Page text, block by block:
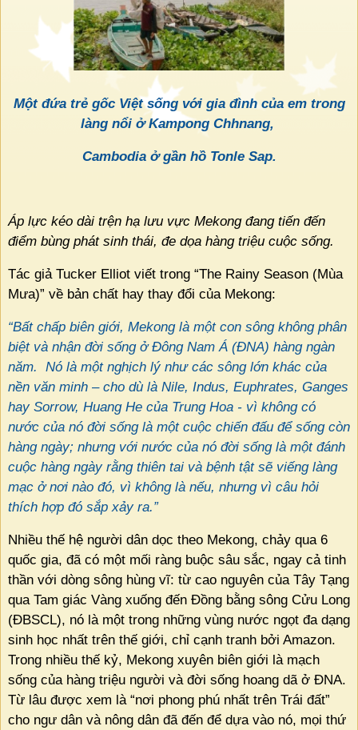
Một đứa trẻ gốc Việt sống với gia đình của em trong
làng nổi ở Kampong Chhnang,
Cambodia ở gần hồ Tonle Sap.
Áp lực kéo dài trện hạ lưu vực Mekong đang tiến đến
điểm bùng phát sinh thái, đe dọa hàng triệu cuộc sống.
Tác giả Tucker Elliot viết trong “The Rainy Season (Mùa
Mưa)” về bản chất hay thay đổi của Mekong:
“Bất chấp biên giới, Mekong là một con sông không phân
biệt và nhận đời sống ở Đông Nam Á (ĐNA) hàng ngàn
năm.
Nó là một nghịch lý như các sông lớn khác của
nền văn minh – cho dù là Nile, Indus, Euphrates, Ganges
hay Sorrow, Huang He của Trung Hoa - vì không có
nước của nó đời sống là một cuộc chiến đấu để sống còn
hàng ngày; nhưng với nước của nó đời sống là một đánh
cuộc hàng ngày rằng thiên tai và bệnh tật sẽ viếng làng
mạc ở nơi nào đó, vì không là nếu, nhưng vì câu hỏi
thích hợp đó sắp xảy ra.”
Nhiều thế hệ người dân dọc theo Mekong, chảy qua 6
quốc gia, đã có một mối ràng buộc sâu sắc, ngay cả tinh
thần với dòng sông hùng vĩ: từ cao nguyên của Tây Tạng
qua Tam giác Vàng xuống đến Đồng bằng sông Cửu Long
(ĐBSCL), nó là một trong những vùng nước ngọt đa dạng
sinh học nhất trên thế giới, chỉ cạnh tranh bởi Amazon.
Trong nhiều thế kỷ, Mekong xuyên biên giới là mạch
sống của hàng triệu người và đời sống hoang dã ở ĐNA.
Từ lâu được xem là “nơi phong phú nhất trên Trái đất”
cho ngư dân và nông dân đã đến để dựa vào nó, mọi thứ